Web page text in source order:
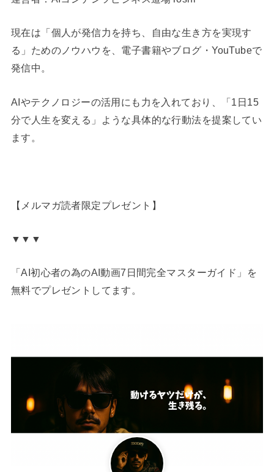
現在は「個人が発信力を持ち、自由な生き方を実現す
る」ためのノウハウを、電子書籍やブログ・YouTubeで
発信中。
AIやテクノロジーの活用にも力を入れており、「1日15
分で人生を変える」ような具体的な行動法を提案してい
ます。
【メルマガ読者限定プレゼント】
▼▼▼
「AI初心者の為のAI動画7日間完全マスターガイド」を
無料でプレゼントしてます。